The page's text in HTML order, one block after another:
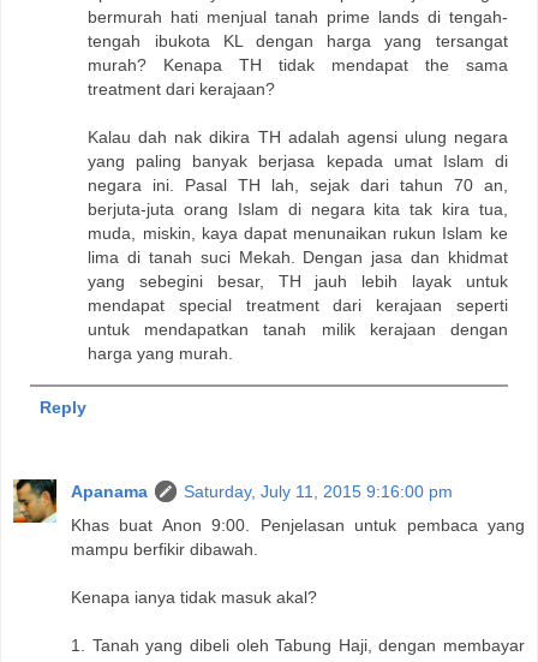
bermurah hati menjual tanah prime lands di tengah-
tengah ibukota KL dengan harga yang tersangat
murah? Kenapa TH tidak mendapat the sama
treatment dari kerajaan?
Kalau dah nak dikira TH adalah agensi ulung negara
yang paling banyak berjasa kepada umat Islam di
negara ini. Pasal TH lah, sejak dari tahun 70 an,
berjuta-juta orang Islam di negara kita tak kira tua,
muda, miskin, kaya dapat menunaikan rukun Islam ke
lima di tanah suci Mekah. Dengan jasa dan khidmat
yang sebegini besar, TH jauh lebih layak untuk
mendapat special treatment dari kerajaan seperti
untuk mendapatkan tanah milik kerajaan dengan
harga yang murah.
Reply
Apanama
Saturday, July 11, 2015 9:16:00 pm
Khas buat Anon 9:00. Penjelasan untuk pembaca yang
mampu berfikir dibawah.
Kenapa ianya tidak masuk akal?
1. Tanah yang dibeli oleh Tabung Haji, dengan membayar